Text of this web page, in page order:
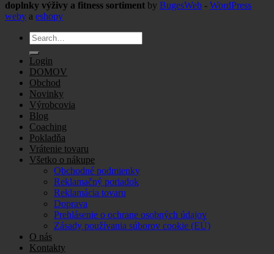
doplnky výživy a fitness sortiment by BugesWeb - WordPress
weby a eshopy
Search
for:
Login
DOMOV
Obchod
Novinky
Výrobcovia
Blog
Coaching
Pokladňa
Vrátenie tovaru
Všetko o nákupe
Obchodné podmienky
Reklamačný poriadok
Reklamácia tovaru
Doprava
Prehlásenie o ochrane osobných údajov
Zásady používania súborov cookie (EÚ)
O nás
Kontakty